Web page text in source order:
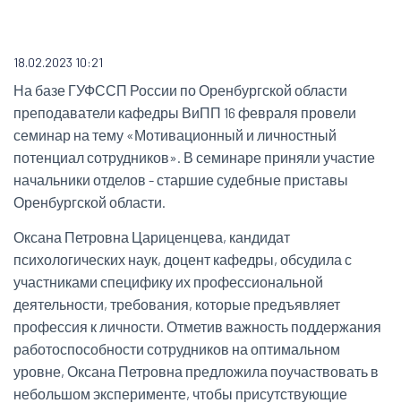
18.02.2023 10:21
На базе ГУФССП России по Оренбургской области
преподаватели кафедры ВиПП 16 февраля провели
семинар на тему «Мотивационный и личностный
потенциал сотрудников». В семинаре приняли участие
начальники отделов - старшие судебные приставы
Оренбургской области.
Оксана Петровна Цариценцева, кандидат
психологических наук, доцент кафедры, обсудила с
участниками специфику их профессиональной
деятельности, требования, которые предъявляет
профессия к личности. Отметив важность поддержания
работоспособности сотрудников на оптимальном
уровне, Оксана Петровна предложила поучаствовать в
небольшом эксперименте, чтобы присутствующие